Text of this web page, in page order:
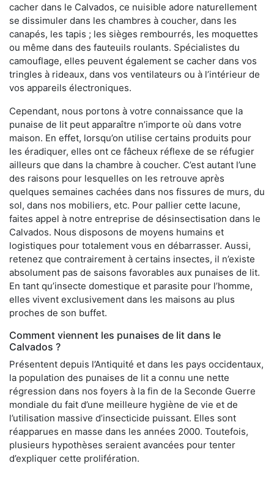
cacher dans le Calvados, ce nuisible adore naturellement
se dissimuler dans les chambres à coucher, dans les
canapés, les tapis ; les sièges rembourrés, les moquettes
ou même dans des fauteuils roulants. Spécialistes du
camouflage, elles peuvent également se cacher dans vos
tringles à rideaux, dans vos ventilateurs ou à l’intérieur de
vos appareils électroniques.
Cependant, nous portons à votre connaissance que la
punaise de lit peut apparaître n’importe où dans votre
maison. En effet, lorsqu’on utilise certains produits pour
les éradiquer, elles ont ce fâcheux réflexe de se réfugier
ailleurs que dans la chambre à coucher. C’est autant l’une
des raisons pour lesquelles on les retrouve après
quelques semaines cachées dans nos fissures de murs, du
sol, dans nos mobiliers, etc. Pour pallier cette lacune,
faites appel à notre entreprise de désinsectisation dans le
Calvados. Nous disposons de moyens humains et
logistiques pour totalement vous en débarrasser. Aussi,
retenez que contrairement à certains insectes, il n’existe
absolument pas de saisons favorables aux punaises de lit.
En tant qu’insecte domestique et parasite pour l’homme,
elles vivent exclusivement dans les maisons au plus
proches de son buffet.
Comment viennent les punaises de lit dans le
Calvados ?
Présentent depuis l’Antiquité et dans les pays occidentaux,
la population des punaises de lit a connu une nette
régression dans nos foyers à la fin de la Seconde Guerre
mondiale du fait d’une meilleure hygiène de vie et de
l’utilisation massive d’insecticide puissant. Elles sont
réapparues en masse dans les années 2000. Toutefois,
plusieurs hypothèses seraient avancées pour tenter
d’expliquer cette prolifération.